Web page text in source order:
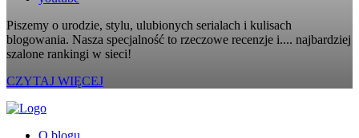
Piszemy o urodzie, stylu, ulubionych serialach i kulisach
blogowania. Nasza specjalność to rzeczowe recenzje i.... najbardziej
szalone rankingi w sieci!
CZYTAJ WIĘCEJ